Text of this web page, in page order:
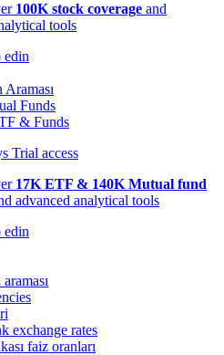
100K stock coverage and
tools
edin
Funds
& Funds
Trial access
17K ETF & 140K Mutual fund
advanced analytical tools
edin
exchange rates
faiz oranları